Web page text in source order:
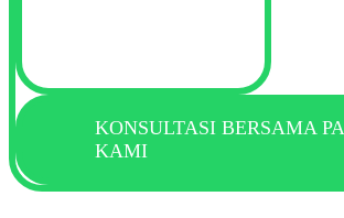
KONSULTASI BERSAMA
KAMI